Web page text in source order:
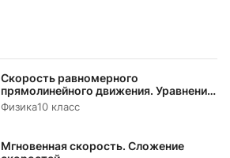
Скорость равномерного
прямолинейного движения. Уравнение
равномерного прямолинейного
движения
Физика10 класс
Мгновенная скорость. Сложение